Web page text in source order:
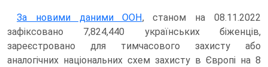
За новими даними ООН, станом на 08.11.2022
зафіксовано 7,824,440 українських біженців,
зареєстровано для тимчасового захисту або
аналогічних національних схем захисту в Європі на 8